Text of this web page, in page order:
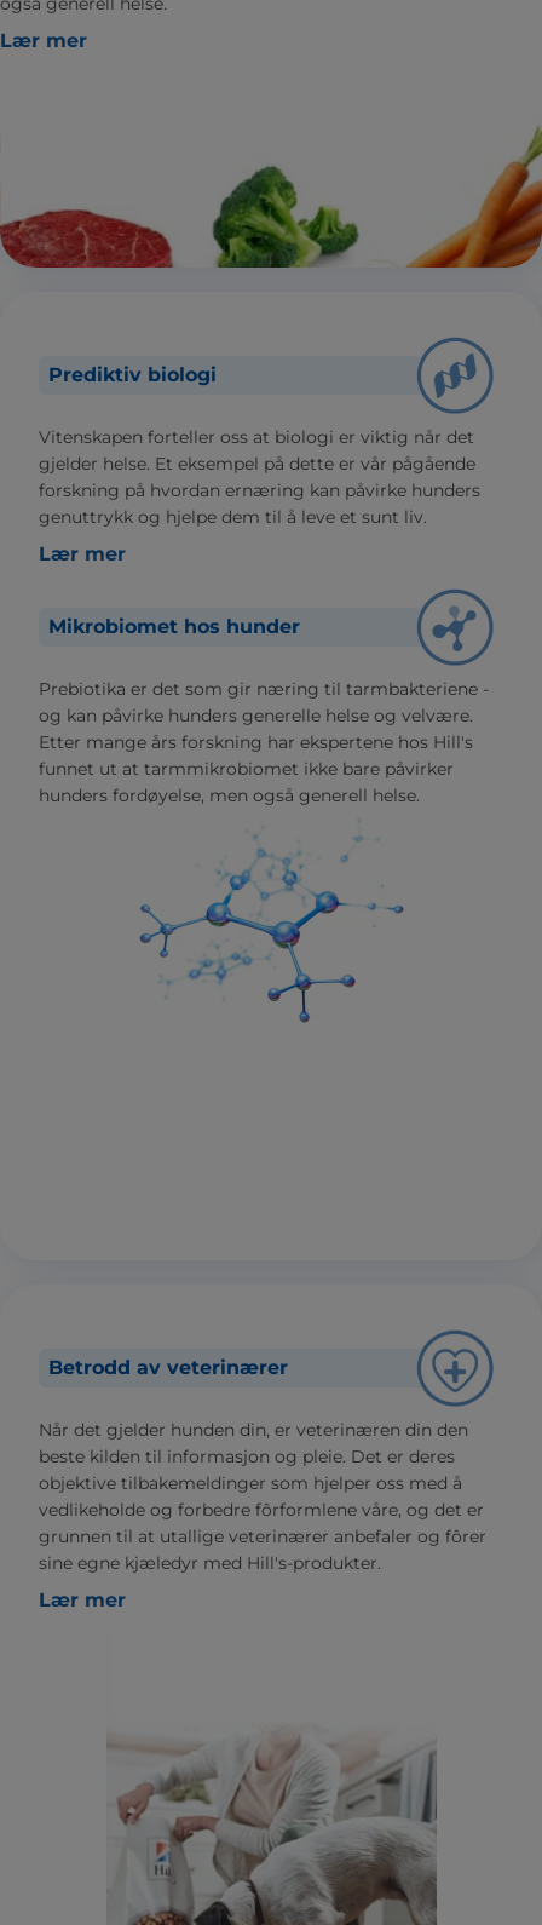
Lær mer
Prediktiv biologi
Vitenskapen forteller oss at biologi er viktig når det
gjelder helse. Et eksempel på dette er vår pågående
forskning på hvordan ernæring kan påvirke hunders
genuttrykk og hjelpe dem til å leve et sunt liv.
Lær mer
Mikrobiomet hos hunder
Prebiotika er det som gir næring til tarmbakteriene -
og kan påvirke hunders generelle helse og velvære.
Etter mange års forskning har ekspertene hos Hill's
funnet ut at tarmmikrobiomet ikke bare påvirker
hunders fordøyelse, men også generell helse.
Betrodd av veterinærer
Når det gjelder hunden din, er veterinæren din den
beste kilden til informasjon og pleie. Det er deres
objektive tilbakemeldinger som hjelper oss med å
vedlikeholde og forbedre fôrformlene våre, og det er
grunnen til at utallige veterinærer anbefaler og fôrer
sine egne kjæledyr med Hill's-produkter.
Lær mer